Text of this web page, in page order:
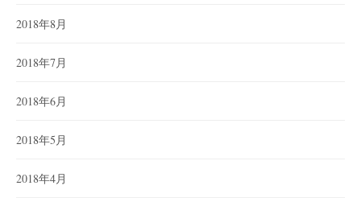
2018年8月
2018年7月
2018年6月
2018年5月
2018年4月